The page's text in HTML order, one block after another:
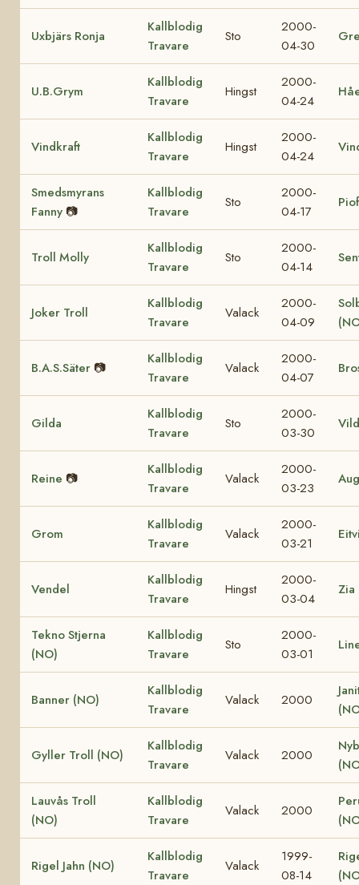
Uxbjärs Ronja
Kallblodig
Travare
Sto
2000-
04-30
U.B.Grym
Kallblodig
Travare
Hingst
2000-
04-24
Vindkraft
Kallblodig
Travare
Hingst
2000-
04-24
Smedsmyrans
Fanny 📷
Kallblodig
Travare
Sto
2000-
04-17
Troll Molly
Kallblodig
Travare
Sto
2000-
04-14
Joker Troll
Kallblodig
Travare
Valack
2000-
04-09
B.A.S.Säter 📷
Kallblodig
Travare
Valack
2000-
04-07
Gilda
Kallblodig
Travare
Sto
2000-
03-30
Reine 📷
Kallblodig
Travare
Valack
2000-
03-23
Grom
Kallblodig
Travare
Valack
2000-
03-21
Vendel
Kallblodig
Travare
Hingst
2000-
03-04
Zia
Tekno Stjerna
(NO)
Kallblodig
Travare
Sto
2000-
03-01
Banner (NO)
Kallblodig
Travare
Valack 2000
Gyller Troll (NO)
Kallblodig
Travare
Valack 2000
Lauvås Troll
(NO)
Kallblodig
Travare
Valack 2000
Rigel Jahn (NO)
Kallblodig
Travare
Valack
1999-
08-14